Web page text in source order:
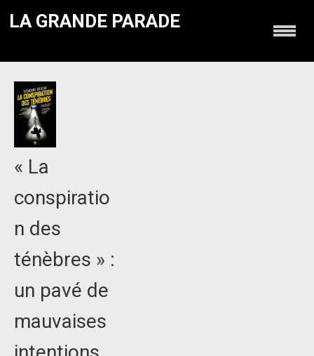
LA GRANDE PARADE
« La
conspiratio
n des
ténèbres » :
un pavé de
mauvaises